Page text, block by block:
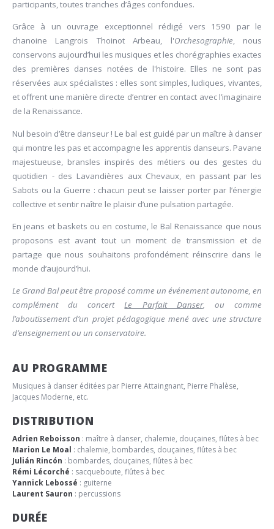
participants, toutes tranches d’âges confondues.
Grâce à un ouvrage exceptionnel rédigé vers 1590 par le
chanoine Langrois Thoinot Arbeau, l'Orchesographie, nous
conservons aujourd’hui les musiques et les chorégraphies exactes
des premières danses notées de l'histoire. Elles ne sont pas
réservées aux spécialistes : elles sont simples, ludiques, vivantes,
et offrent une manière directe d’entrer en contact avec l’imaginaire
de la Renaissance.
Nul besoin d’être danseur ! Le bal est guidé par un maître à danser
qui montre les pas et accompagne les apprentis danseurs. Pavane
majestueuse, bransles inspirés des métiers ou des gestes du
quotidien - des Lavandières aux Chevaux, en passant par les
Sabots ou la Guerre : chacun peut se laisser porter par l’énergie
collective et sentir naître le plaisir d’une pulsation partagée.
En jeans et baskets ou en costume, le Bal Renaissance que nous
proposons est avant tout un moment de transmission et de
partage que nous souhaitons profondément réinscrire dans le
monde d’aujourd’hui.
Le Grand Bal peut être proposé comme un événement autonome, en
complément du concertLe Parfait Danser, ou comme
l’aboutissement d’un projet pédagogique mené avec une structure
d’enseignement ou un conservatoire.
AU PROGRAMME
Musiques à danser éditées par Pierre Attaingnant, Pierre Phalèse,
Jacques Moderne, etc.
DISTRIBUTION
Adrien Reboisson : maître à danser, chalemie, douçaines, flûtes à bec
Marion Le Moal : chalemie, bombardes, douçaines, flûtes à bec
Julián Rincón : bombardes, douçaines, flûtes à bec
Rémi Lécorché : sacqueboute, flûtes à bec
Yannick Lebossé : guiterne
Laurent Sauron : percussions
DURÉE